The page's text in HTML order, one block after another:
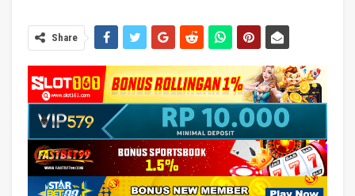
Share